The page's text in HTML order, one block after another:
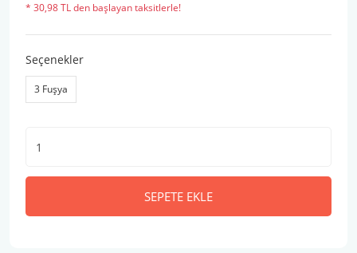
* 30,98 TL den başlayan taksitlerle!
Seçenekler
3 Fuşya
SEPETE EKLE